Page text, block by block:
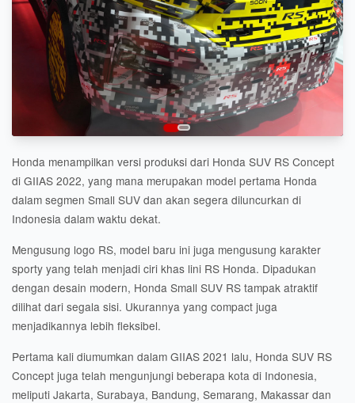
Honda menampilkan versi produksi dari Honda SUV RS Concept
di GIIAS 2022, yang mana merupakan model pertama Honda
dalam segmen Small SUV dan akan segera diluncurkan di
Indonesia dalam waktu dekat.
Mengusung logo RS, model baru ini juga mengusung karakter
sporty yang telah menjadi ciri khas lini RS Honda. Dipadukan
dengan desain modern, Honda Small SUV RS tampak atraktif
dilihat dari segala sisi. Ukurannya yang compact juga
menjadikannya lebih fleksibel.
Pertama kali diumumkan dalam GIIAS 2021 lalu, Honda SUV RS
Concept juga telah mengunjungi beberapa kota di Indonesia,
meliputi Jakarta, Surabaya, Bandung, Semarang, Makassar dan